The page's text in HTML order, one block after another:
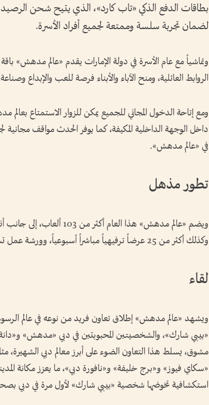
بطاقات الدفع الذكي «تاب كارد»، الذي يتيح شحن
لضمان تجربة سلسة وممتعة لجميع أفراد الأسرة.
وتماشياً مع عام الأسرة في دولة الإمارات يقدم «عالم مدهش»
الروابط العائلية، ومنح الآباء والأبناء فرصة للعب والإبداع
ومع إتاحة الدخول المجاني للجميع يمكن للزوار الاستمتاع
داخل الوجهة الداخلية المكيفة، كما يوفر الحدث مواقف
في «عالم مدهش».
تطور مذهل
وكذلك أكثر من 25 عرضاً ترفيهياً مباشراً أسبوعياً، وورشة عمل تستمر طوال الموسم.
لقاء
ويشهد «عالم مدهش» إطلاق تعاون فريد من نوعه في عالم الرسوم
«بيبي شارك»، والشخصيتين المحبوبتين في دبي «مدهش»
مشوق، يسلط هذا التعاون الضوء على أبرز معالم دبي
«سكاي فيوز» و«برج خليفة» و«نافورة دبي»، ما يعزز مكانة
استكشافية تخوضها شخصية «بيبي شارك» لأول مرة في دبي